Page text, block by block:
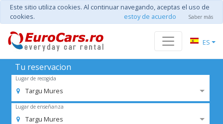
Este sitio utiliza cookies. Al continuar navegando, aceptas el uso de
cookies.
estoy de acuerdo Saber más
ES
Tu reservacion
Lugar de recogida
Targu Mures
Lugar de enseñanza
Targu Mures